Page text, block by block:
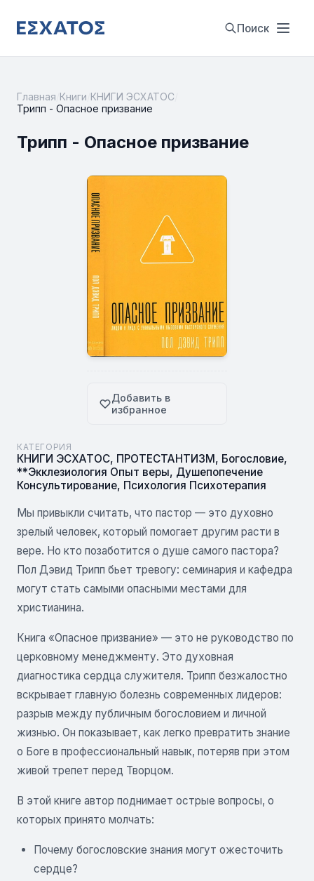
Поиск
Главная Книги КНИГИ ЭСХАТОС
Трипп - Опасное призвание
Трипп - Опасное призвание
Добавить в
избранное
КАТЕГОРИЯ
КНИГИ ЭСХАТОС, ПРОТЕСТАНТИЗМ, Богословие,
**Экклезиология Опыт веры, Душепопечение
Консультирование, Психология Психотерапия
Мы привыкли считать, что пастор — это духовно
зрелый человек, который помогает другим расти в
вере. Но кто позаботится о душе самого пастора?
Пол Дэвид Трипп бьет тревогу: семинария и кафедра
могут стать самыми опасными местами для
христианина.
Книга «Опасное призвание» — это не руководство по
церковному менеджменту. Это духовная
диагностика сердца служителя. Трипп безжалостно
вскрывает главную болезнь современных лидеров:
разрыв между публичным богословием и личной
жизнью. Он показывает, как легко превратить знание
о Боге в профессиональный навык, потеряв при этом
живой трепет перед Творцом.
В этой книге автор поднимает острые вопросы, о
которых принято молчать:
Почему богословские знания могут ожесточить
сердце?